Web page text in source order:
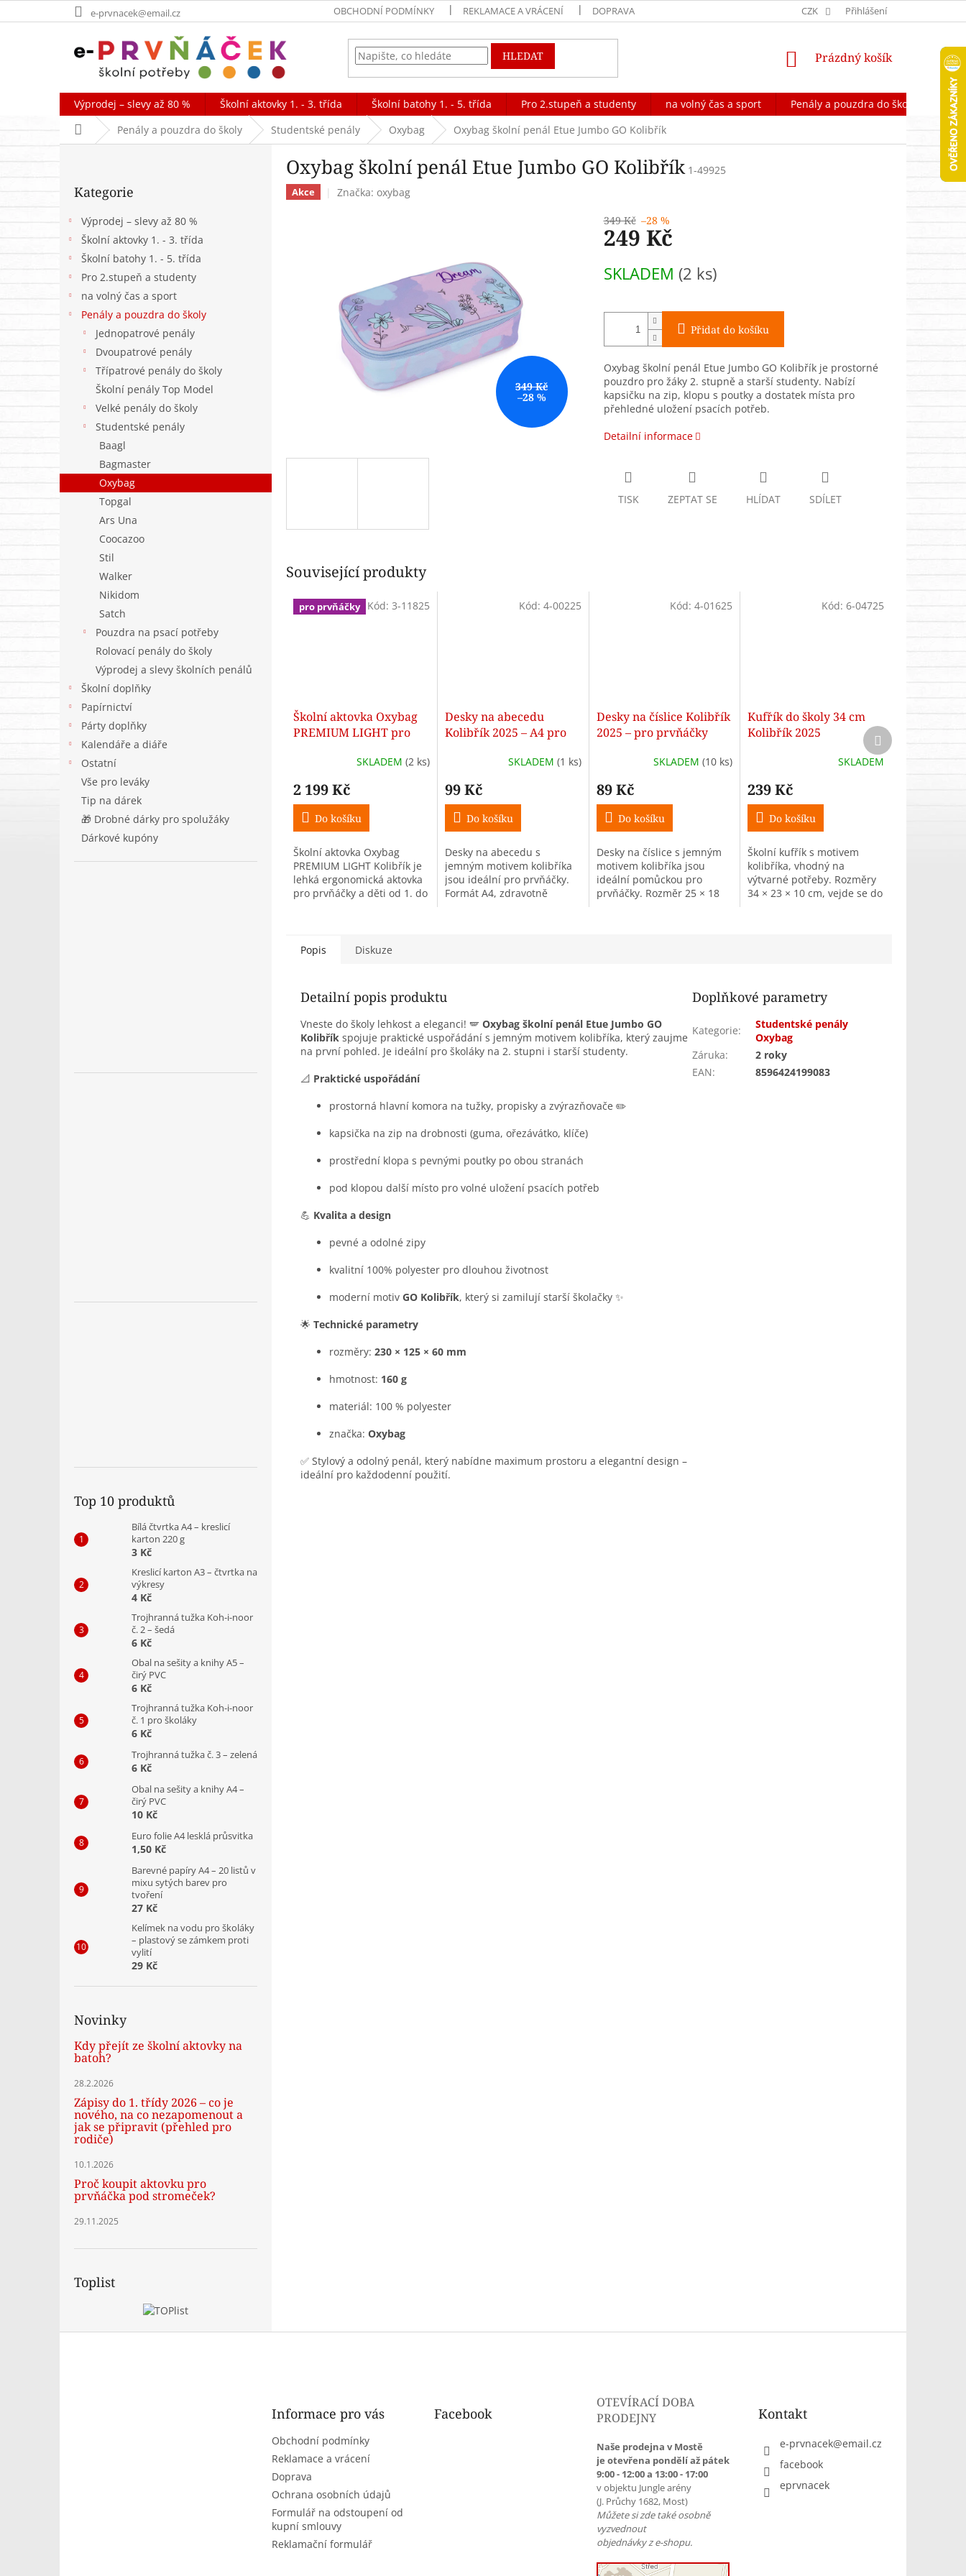
na
e-prvnacek@email.cz OBCHODNÍ PODMÍNKY REKLAMACE A VRÁCENÍ DOPRAVA FORMULÁŘ NA ODSTOUPENÍ OD
CZK Přihlášení
HLEDAT
NÁKUPNÍ
Prázdný košík
Výprodej – slevy až 80 % Školní aktovky 1. - 3. třída Školní batohy 1. - 5. třída Pro 2.stupeň a studenty na volný čas a sport Penály a pouzdra do školy
Domů Penály a pouzdra do školy Studentské penály Oxybag Oxybag školní penál Etue Jumbo GO Kolibřík
P
n
kategorie
Kategorie
Výprodej – slevy až 80 %
Školní aktovky 1. - 3. třída
Školní batohy 1. - 5. třída
Pro 2.stupeň a studenty
na volný čas a sport
Penály a pouzdra do školy
Jednopatrové penály
Dvoupatrové penály
Třípatrové penály do školy
Školní penály Top Model
Velké penály do školy
Studentské penály
Baagl
Bagmaster
Oxybag
Topgal
Ars Una
Coocazoo
Stil
Walker
Nikidom
Satch
Pouzdra na psací potřeby
Rolovací penály do školy
Výprodej a slevy školních penálů
Školní doplňky
Papírnictví
Párty doplňky
Kalendáře a diáře
Ostatní
Vše pro leváky
Tip na dárek
🎁 Drobné dárky pro spolužáky
Dárkové kupóny
Top 10 produktů
Bílá čtvrtka A4 – kreslicí
karton 220 g
3 Kč
Kreslicí karton A3 – čtvrtka na
výkresy
4 Kč
Trojhranná tužka Koh-i-noor
č. 2 – šedá
6 Kč
Obal na sešity a knihy A5 –
čirý PVC
6 Kč
Trojhranná tužka Koh-i-noor
č. 1 pro školáky
6 Kč
Trojhranná tužka č. 3 – zelená
6 Kč
Obal na sešity a knihy A4 –
čirý PVC
10 Kč
Euro folie A4 lesklá průsvitka
1,50 Kč
Barevné papíry A4 – 20 listů v
mixu sytých barev pro
tvoření
27 Kč
Kelímek na vodu pro školáky
– plastový se zámkem proti
vylití
29 Kč
Novinky
Kdy přejít ze školní aktovky na
batoh?
28.2.2026
Zápisy do 1. třídy 2026 – co je
nového, na co nezapomenout a
jak se připravit (přehled pro
rodiče)
10.1.2026
Proč koupit aktovku pro
prvňáčka pod stromeček?
29.11.2025
Toplist
Oxybag školní penál Etue Jumbo GO Kolibřík 1-49925
Akce Značka: oxybag
349 Kč
–28 %
349 Kč –28 %
249 Kč
cena:
SKLADEM (2 ks)
Přidat do košíku
Oxybag školní penál Etue Jumbo GO Kolibřík je prostorné
pouzdro pro žáky 2. stupně a starší studenty. Nabízí
kapsičku na zip, klopu s poutky a dostatek místa pro
přehledné uložení psacích potřeb.
Detailní informace
TISK ZEPTAT SE HLÍDAT SDÍLET
Související produkty
pro prvňáčky
Školní aktovka Oxybag
PREMIUM LIGHT pro
SKLADEM (2 ks)
2 199 Kč
Do košíku
Školní aktovka Oxybag
PREMIUM LIGHT Kolibřík je
lehká ergonomická aktovka
pro prvňáčky a děti od 1. do
Kód: 3-11825
Desky na abecedu
Kolibřík 2025 – A4 pro
SKLADEM (1 ks)
99 Kč
Do košíku
Desky na abecedu s
jemným motivem kolibříka
jsou ideální pro prvňáčky.
Formát A4, zdravotně
Kód: 4-00225
Desky na číslice Kolibřík
2025 – pro prvňáčky
SKLADEM(10 ks)
89 Kč
Do košíku
Desky na číslice s jemným
motivem kolibříka jsou
ideální pomůckou pro
prvňáčky. Rozměr 25 × 18
Kód:4-01625
Kufřík do školy 34 cm
Kolibřík 2025
SKLADEM
239 Kč
Do košíku
Školní kufřík s motivem
kolibříka, vhodný na
výtvarné potřeby. Rozměry
34 × 23 × 10 cm, vejde se do
Kód: 6-04725
Další
produkt
Popis Diskuze
Detailní popis produktu
Vneste do školy lehkost a eleganci! 🪽 Oxybag školní penál Etue Jumbo GO
Kolibřík spojuje praktické uspořádání s jemným motivem kolibříka, který zaujme
na první pohled. Je ideální pro školáky na 2. stupni i starší studenty.
📐 Praktické uspořádání
prostorná hlavní komora na tužky, propisky a zvýrazňovače ✏️
kapsička na zip na drobnosti (guma, ořezávátko, klíče)
prostřední klopa s pevnými poutky po obou stranách
pod klopou další místo pro volné uložení psacích potřeb
💪 Kvalita a design
pevné a odolné zipy
kvalitní 100% polyester pro dlouhou životnost
moderní motiv GO Kolibřík, který si zamilují starší školačky ✨
🌟 Technické parametry
rozměry: 230 × 125 × 60 mm
hmotnost: 160 g
materiál: 100 % polyester
značka: Oxybag
✅ Stylový a odolný penál, který nabídne maximum prostoru a elegantní design –
ideální pro každodenní použití.
Doplňkové parametry
Kategorie:
Studentské penály
Oxybag
Záruka:
2 roky
EAN: 8596424199083
Informace pro vás
Obchodní podmínky
Reklamace a vrácení
Doprava
Ochrana osobních údajů
Formulář na odstoupení od
kupní smlouvy
Reklamační formulář
Facebook
OTEVÍRACÍ DOBA
PRODEJNY
Naše prodejna v Mostě
je otevřena pondělí až pátek
9:00 - 12:00 a 13:00 - 17:00
v objektu Jungle arény
(J. Průchy 1682, Most)
Můžete si zde také osobně
vyzvednout
objednávky z e-shopu.
Kontakt
e-prvnacek@email.cz
facebook
eprvnacek